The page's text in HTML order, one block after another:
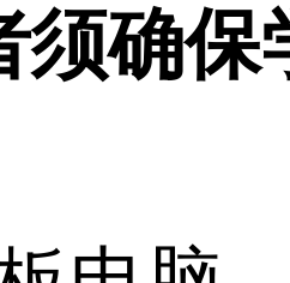
须确保